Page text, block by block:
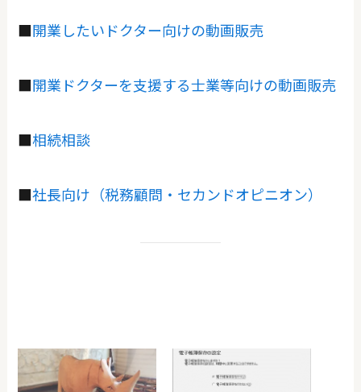
■開業したいドクター向けの動画販売
■開業ドクターを支援する士業等向けの動画販売
■相続相談
■社長向け（税務顧問・セカンドオピニオン）